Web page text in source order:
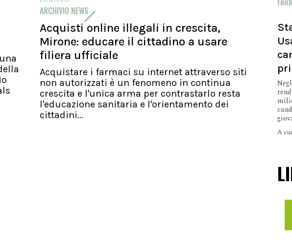
ARCHIVIO NEWS
Acquisti online illegali in crescita,
Mirone: educare il cittadino a usare
filiera ufficiale
Acquistare i farmaci su internet attraverso siti
non autorizzati è un fenomeno in continua
crescita e l'unica arma per contrastarlo resta
l'educazione sanitaria e l'orientamento dei
cittadini...
A